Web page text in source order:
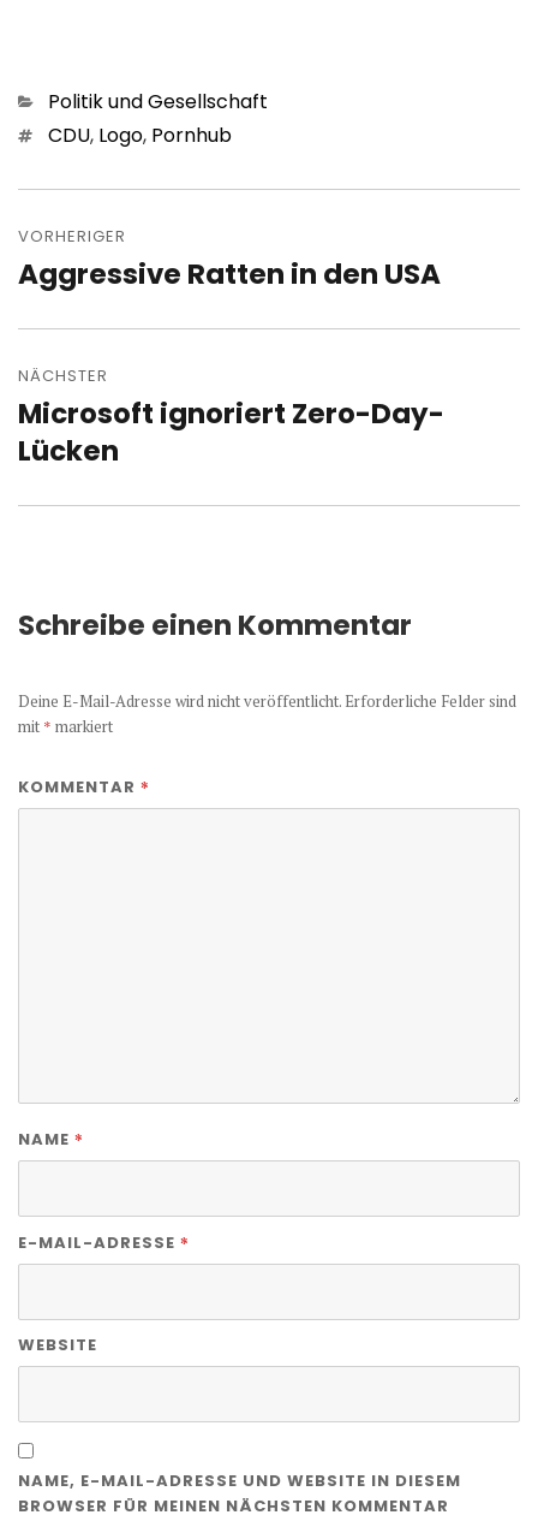
Kategorien
Politik und Gesellschaft
Schlagwörter
CDU, Logo, Pornhub
VORHERIGER
Vorheriger
Aggressive Ratten in den USA
NÄCHSTER
Nächster
Beitrag:
Microsoft ignoriert Zero-Day-
Lücken
Schreibe einen Kommentar
Deine E-Mail-Adresse wird nicht veröffentlicht. Erforderliche Felder sind
mit * markiert
KOMMENTAR *
NAME *
E-MAIL-ADRESSE *
WEBSITE
NAME, E-MAIL-ADRESSE UND WEBSITE IN DIESEM
BROWSER FÜR MEINEN NÄCHSTEN KOMMENTAR